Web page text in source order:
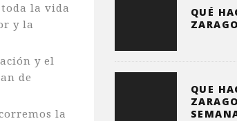
la vida
y la
y el
de
la
QUÉ
QUE